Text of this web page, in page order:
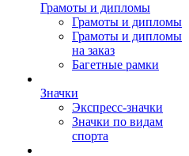
Грамоты и дипломы
Грамоты и дипломы
Грамоты и дипломы
на заказ
Багетные рамки
Значки
Экспресс-значки
Значки по видам
спорта